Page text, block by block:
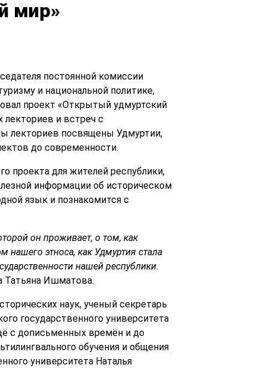
мир»
постоянной комиссии
и национальной политике,
проект «Открытый удмуртский
лекториев и встреч с
лекториев посвящены Удмуртии,
до современности.
проекта для жителей республики,
информации об историческом
язык и познакомится с
он проживает, о том, как
нашего этноса, как Удмуртия стала
нашей республики.
Татьяна Ишматова.
наук, ученый секретарь
государственного университета
с дописьменных времён и до
обучения и общения
университета Наталья